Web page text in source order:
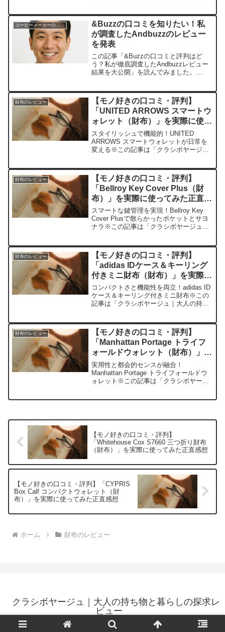
今日、編集部が紹介したいのが
「CELINE キーケース ...
コーヒーメーカーのレビュー
&Buzzの口コミを知りたい！私
が調査したAndbuzzのレビュー
を発表
この記事「&Buzzの口コミと評判はど
う？私が徹底調査したAndbuzzレビュー
結果を大公開」を読んでみました。
が、インフルエンサーのマッチングサー
ビスにお...
財布のレビュー
【モノ好きの口コミ・評判】
「UNITED ARROWS スマートウ
ォレット（財布）」を実際に使っ
てみた正直感想
スタイリッシュで機能的！UNITED
ARROWS スマートウォレットが日常を
変える※この記事は「クラシボヤージュ
ビスへの口コミ今日、編集部が紹介した
いのが「UNITED...
財布のレビュー
【モノ好きの口コミ・評判】
「Bellroy Key Cover Plus（財
布）」を実際に使ってみた正直感
想
スマートな鍵管理を実現！Bellroy Key
Cover Plusで散らかったポケットとサヨ
ナラ※この記事は「クラシボヤージュ｜
への口コミ今日、編集部が紹介したいの
が...
財布のレビュー
【モノ好きの口コミ・評判】
「adidas IDケース＆キーリング
付きミニ財布（財布）」を実際に
使ってみた正直感想
コンパクトさと機能性を両立！adidas ID
ケース＆キーリング付きミニ財布※この
記事は「クラシボヤージュ｜大人の持ち
今日、編集部が紹介したいのが「adidas
IDケ...
財布のレビュー
【モノ好きの口コミ・評判】
「Manhattan Portage トライフ
ォールドウォレット（財布）」を
実際に使ってみた正直感想
実用性と都会的センスが融合！
Manhattan Portage トライフォールドウ
ォレット※この記事は「クラシボヤージ
【モノ好きの口コミ・評判】
「Whitehouse Cox S7660 三つ折り財布
（財布）」を実際に使ってみた正直感想
【モノ好きの口コミ・評判】「CYPRIS
Box Calf コンパクトウォレット（財
布）」を実際に使ってみた正直感想
ホーム 財布のレビュー
クラシボヤージュ｜大人の持ち物と暮らしの探求レ
ビュー
© 2023 クラシボヤージュ｜大人の持ち物と暮らしの探求レビュー.